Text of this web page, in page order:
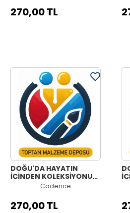
270,00 TL
DOĞU'DA HAYATIN
İÇİNDEN KOLEKSİYONU
OE-07 90X125CM
Cadence
270,00 TL